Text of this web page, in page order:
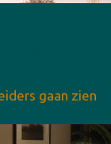
gaan zien